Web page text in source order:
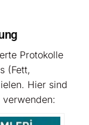
Protokolle
(Fett,
Hier sind